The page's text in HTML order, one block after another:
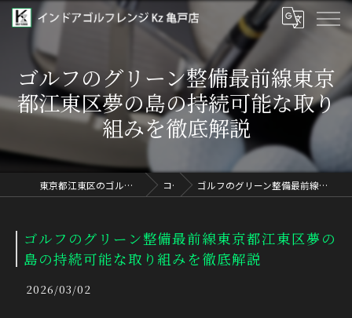
ゴルフのグリーン整備最前線東京
都江東区夢の島の持続可能な取り
組みを徹底解説
東京都江東区のゴルフならインドアゴルフレンジ Kz 亀戸店 コラム ゴルフのグリーン整備最前線東京都江東区夢の島の持続可能な取り組みを徹底解説
ゴルフのグリーン整備最前線東京都江東区夢の
島の持続可能な取り組みを徹底解説
2026/03/02